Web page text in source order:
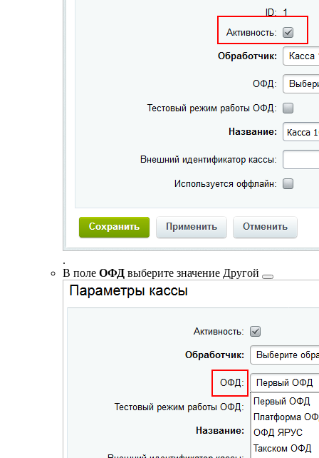
.
В поле ОФД выберите значение Другой